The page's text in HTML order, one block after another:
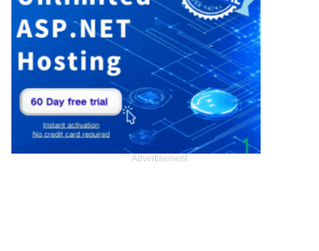
Advertisement